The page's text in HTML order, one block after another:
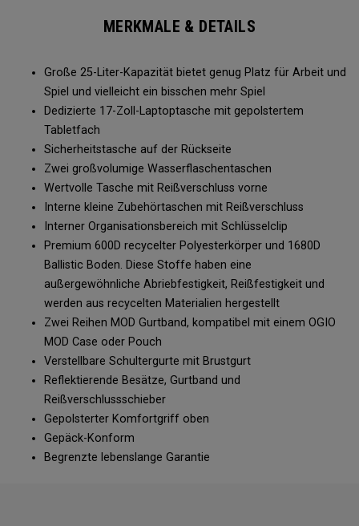
MERKMALE & DETAILS
Große 25-Liter-Kapazität bietet genug Platz für Arbeit und
Spiel und vielleicht ein bisschen mehr Spiel
Dedizierte 17-Zoll-Laptoptasche mit gepolstertem
Tabletfach
Sicherheitstasche auf der Rückseite
Zwei großvolumige Wasserflaschentaschen
Wertvolle Tasche mit Reißverschluss vorne
Interne kleine Zubehörtaschen mit Reißverschluss
Interner Organisationsbereich mit Schlüsselclip
Premium 600D recycelter Polyesterkörper und 1680D
Ballistic Boden. Diese Stoffe haben eine
außergewöhnliche Abriebfestigkeit, Reißfestigkeit und
werden aus recycelten Materialien hergestellt
Zwei Reihen MOD Gurtband, kompatibel mit einem OGIO
MOD Case oder Pouch
Verstellbare Schultergurte mit Brustgurt
Reflektierende Besätze, Gurtband und
Reißverschlussschieber
Gepolsterter Komfortgriff oben
Gepäck-Konform
Begrenzte lebenslange Garantie